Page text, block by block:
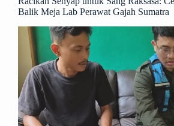
Balik Meja Lab Perawat Gajah Sumatra